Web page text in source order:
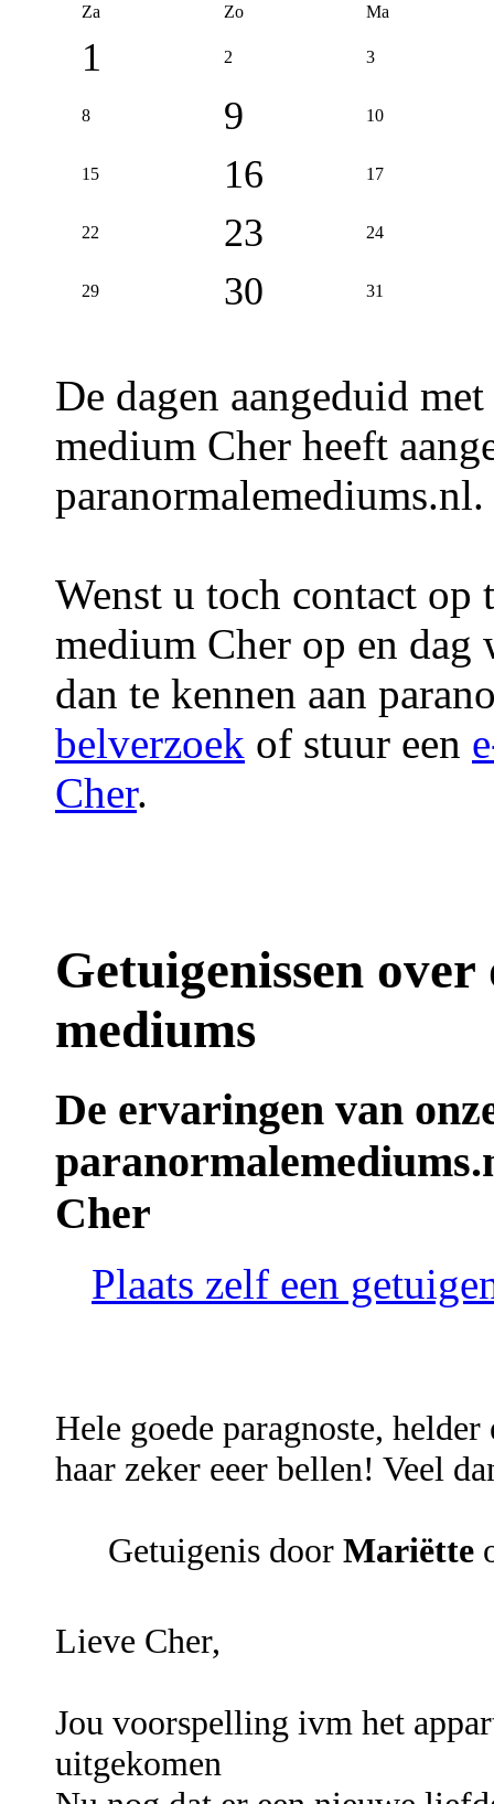
Za Zo Ma
1 2 3
8 9 10
15 16 17
22 23 24
29 30 31
De dagen aangeduid
medium Cher heeft
paranormalemediums.nl.
Wenst u toch contact op
medium Cher op en dag
dan te kennen aan
belverzoek of stuur een
Cher.
Getuigenissen
mediums
De ervaringen van
Cher
Plaats zelf een
Hele goede paragnoste,
haar zeker eeer bellen! Veel
Getuigenis door Mariëtte
Lieve Cher,
Jou voorspelling ivm het
uitgekomen